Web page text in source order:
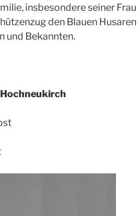
insbesondere seiner Frau
den Blauen Husaren
und Bekannten.